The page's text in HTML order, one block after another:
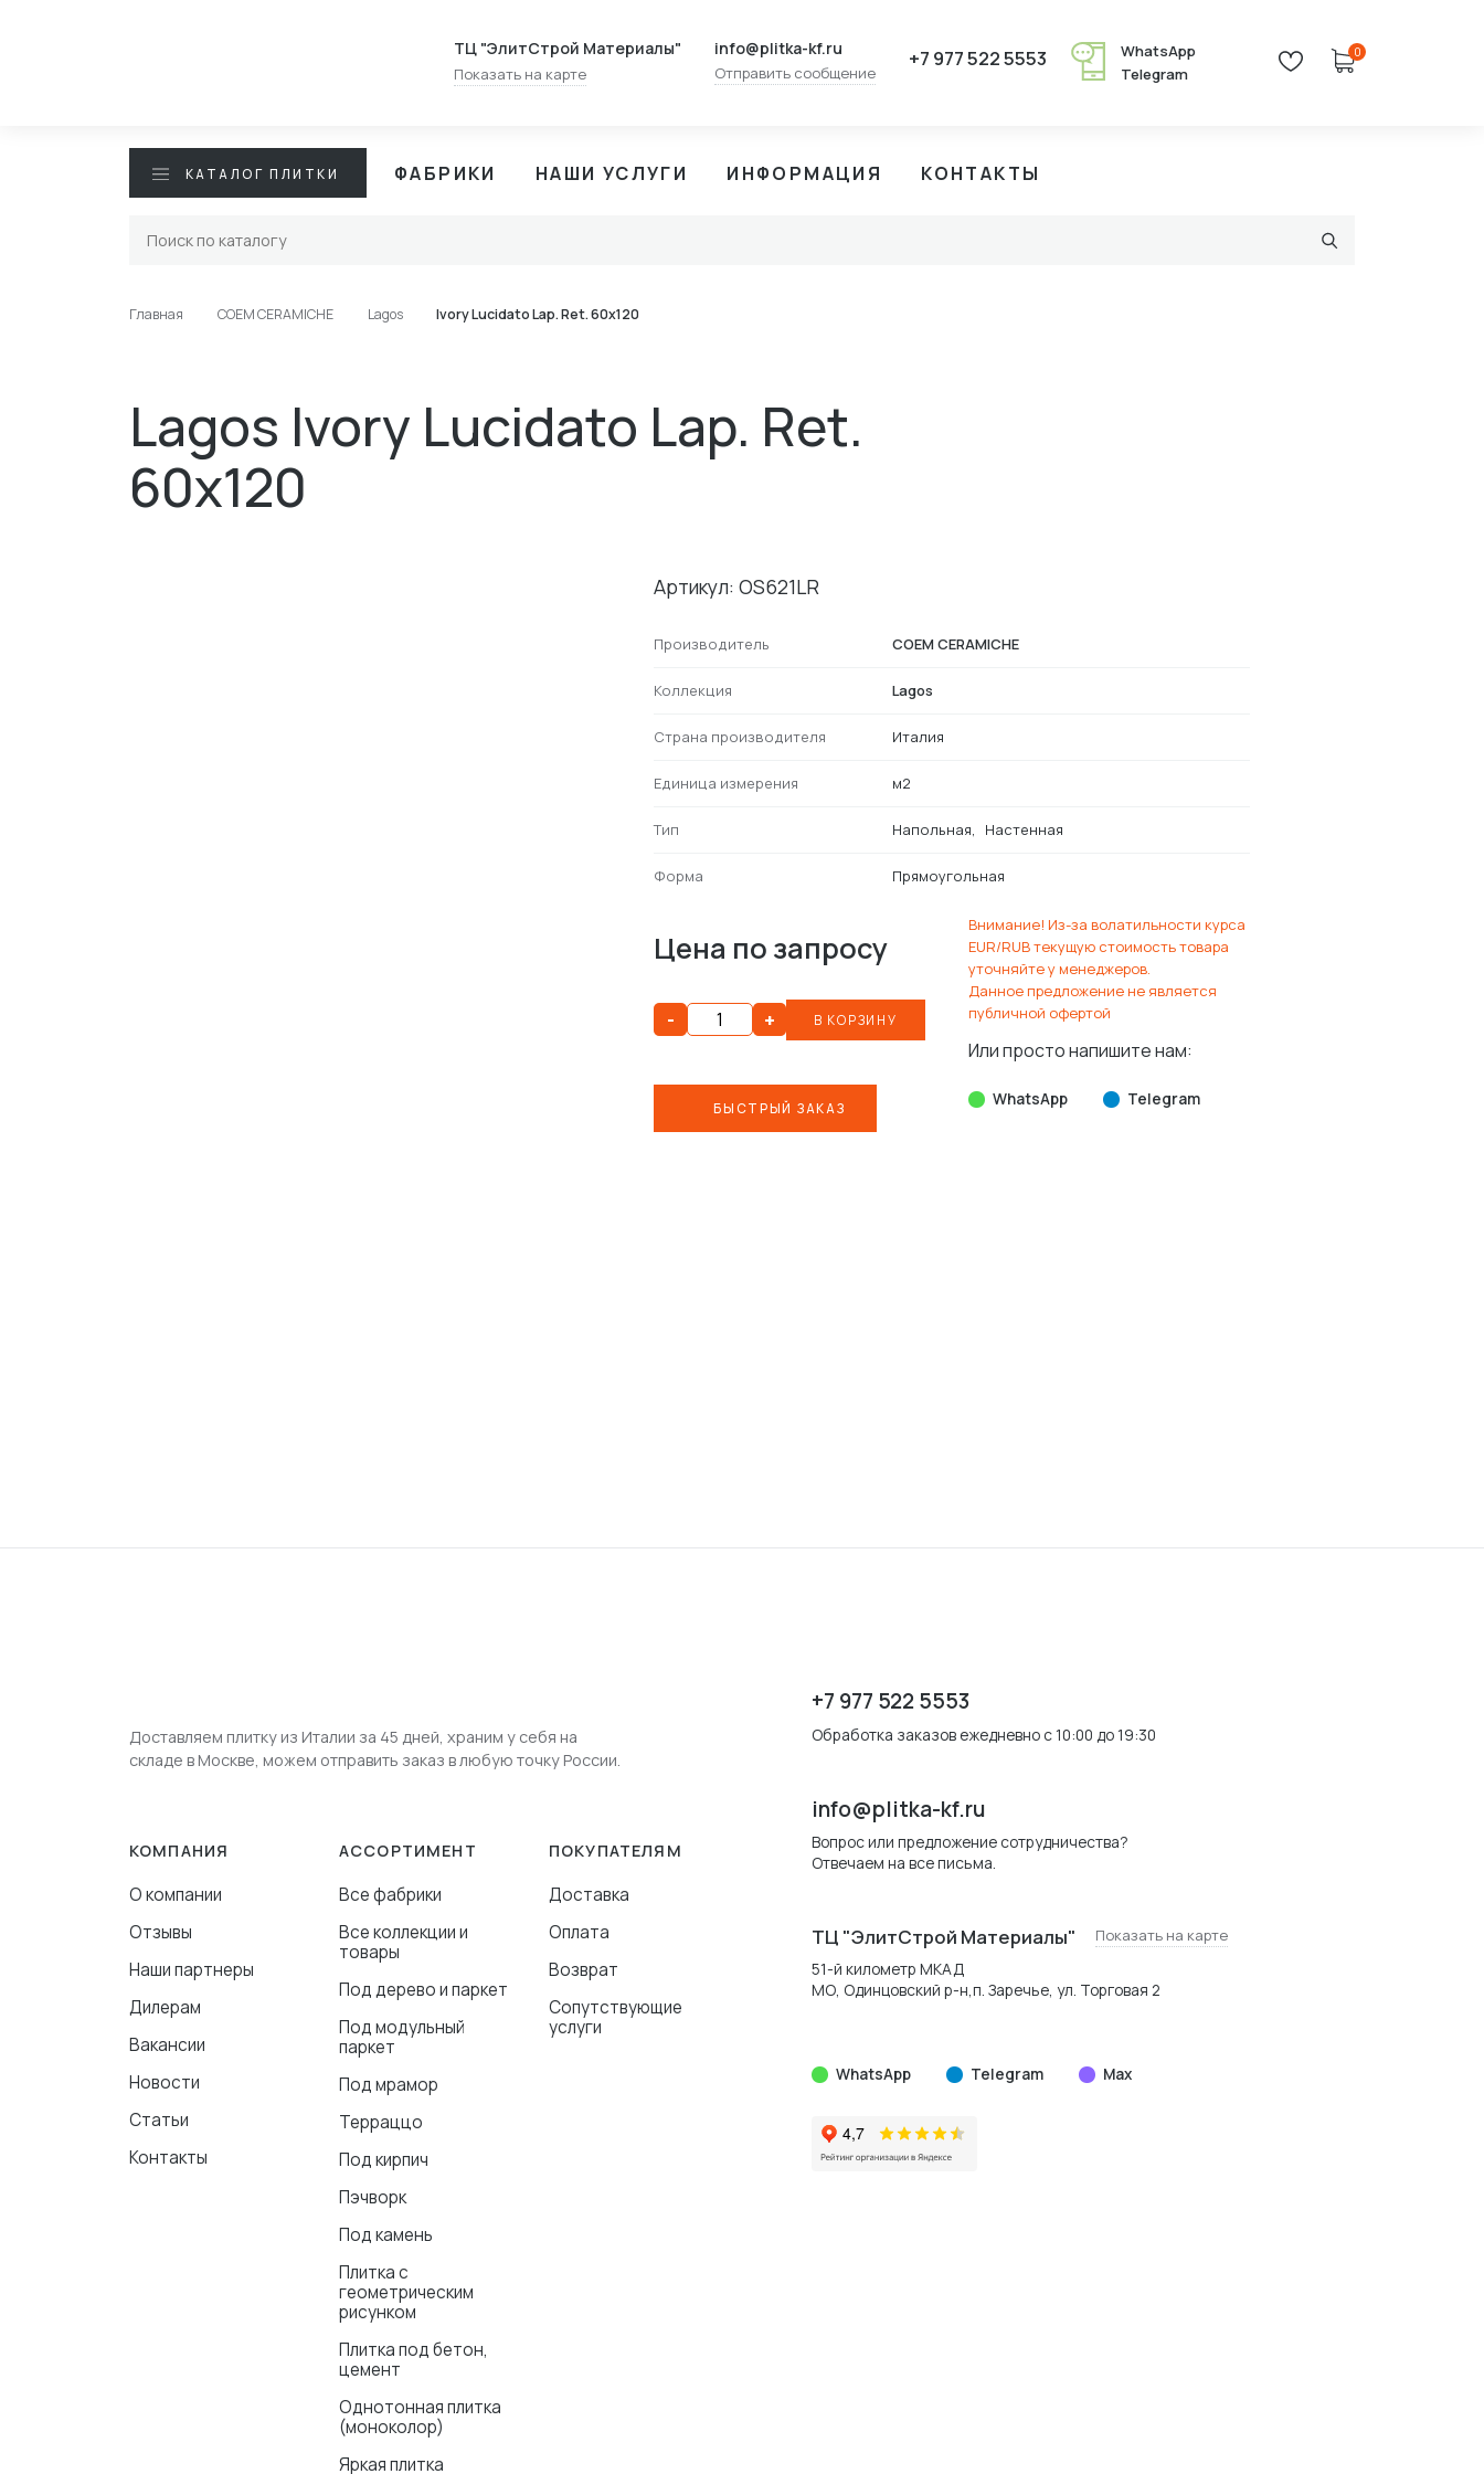
ТЦ "ЭлитСтрой Материалы"
Показать на карте
info@plitka-kf.ru
Отправить сообщение
+7 977 522 5553
WhatsApp
Telegram
0
КАТАЛОГ ПЛИТКИ ФАБРИКИ НАШИ УСЛУГИ ИНФОРМАЦИЯ КОНТАКТЫ
Главная COEM CERAMICHE Lagos Ivory Lucidato Lap. Ret. 60x120
Lagos Ivory Lucidato Lap. Ret.
60x120
Артикул: OS621LR
Производитель COEM CERAMICHE
Коллекция Lagos
Страна производителя Италия
Единица измерения м2
Тип Напольная Настенная
Форма Прямоугольная
Цена по запросу
- + В КОРЗИНУ
Внимание! Из-за волатильности курса
EUR/RUB текущую стоимость товара
уточняйте у менеджеров.
Данное предложение не является
публичной офертой
БЫСТРЫЙ ЗАКАЗ
Или просто напишите нам:
WhatsApp Telegram
Доставляем плитку из Италии за 45 дней, храним у себя на
складе в Москве, можем отправить заказ в любую точку России.
КОМПАНИЯ
О компании
Отзывы
Наши партнеры
Дилерам
Вакансии
Новости
Статьи
Контакты
АССОРТИМЕНТ
Все фабрики
Все коллекции и
товары
Под дерево и паркет
Под модульный
паркет
Под мрамор
Терраццо
Под кирпич
Пэчворк
Под камень
Плитка с
геометрическим
рисунком
Плитка под бетон,
цемент
Однотонная плитка
(моноколор)
Яркая плитка
ПОКУПАТЕЛЯМ
Доставка
Оплата
Возврат
Сопутствующие
услуги
+7 977 522 5553
Обработка заказов ежедневно с 10:00 до 19:30
info@plitka-kf.ru
Вопрос или предложение сотрудничества?
Отвечаем на все письма.
ТЦ "ЭлитСтрой Материалы" Показать на карте
51-й километр МКАД
МО, Одинцовский р-н,п. Заречье, ул. Торговая 2
WhatsApp Telegram Max